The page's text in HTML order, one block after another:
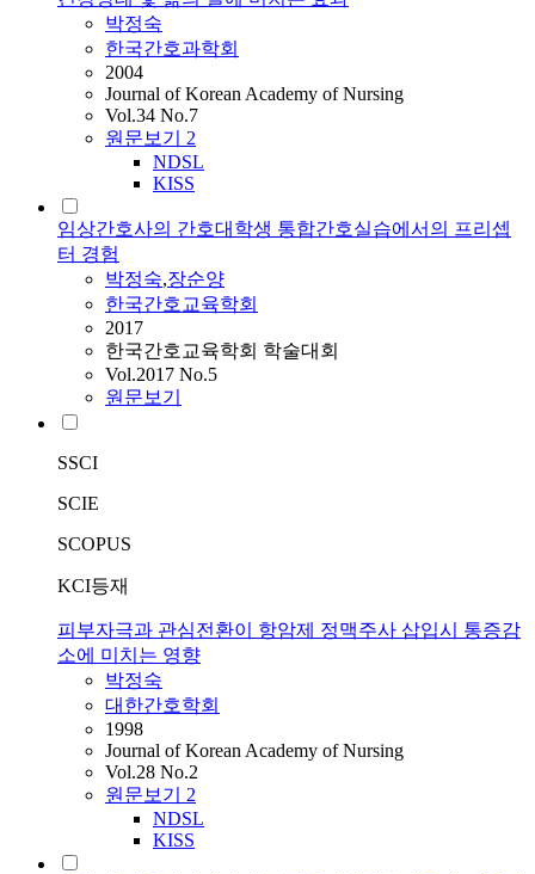
박정숙
한국간호과학회
2004
Journal of Korean Academy of Nursing
Vol.34 No.7
원문보기 2
NDSL
KISS
임상간호사의 간호대학생 통합간호실습에서의 프리셉
터 경험
박정숙,장순양
한국간호교육학회
2017
한국간호교육학회 학술대회
Vol.2017 No.5
원문보기
SSCI
SCIE
SCOPUS
KCI등재
피부자극과 관심전환이 항암제 정맥주사 삽입시 통증감
소에 미치는 영향
박정숙
대한간호학회
1998
Journal of Korean Academy of Nursing
Vol.28 No.2
원문보기 2
NDSL
KISS